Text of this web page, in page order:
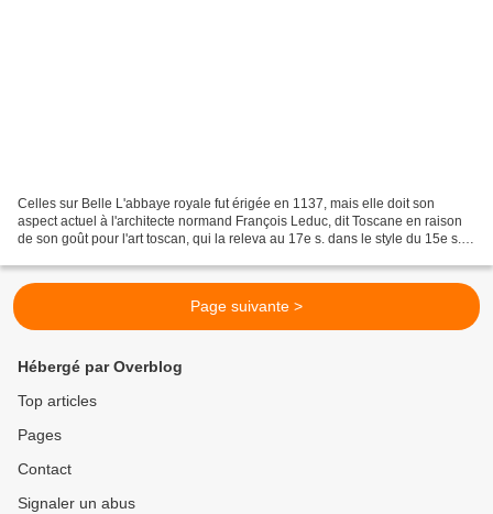
Celles sur Belle L'abbaye royale fut érigée en 1137, mais elle doit son
aspect actuel à l'architecte normand François Leduc, dit Toscane en raison
de son goût pour l'art toscan, qui la releva au 17e s. dans le style du 15e s.
Page suivante >
Hébergé par Overblog
Top articles
Pages
Contact
Signaler un abus